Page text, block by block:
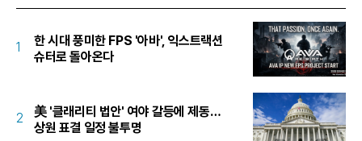
1
한 시대 풍미한 FPS '아바', 익스트랙션
슈터로 돌아온다
2
美 '클래리티 법안' 여야 갈등에 제동…
상원 표결 일정 불투명